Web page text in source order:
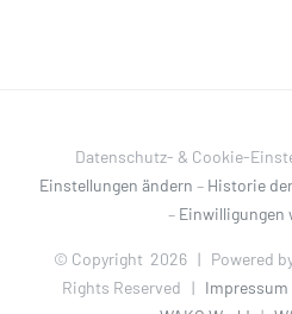
Datenschutz- & Cookie-
Einstellungen ändern – Historie
– Einwilligungen
© Copyright 2026 | Powered
Rights Reserved | Impressum